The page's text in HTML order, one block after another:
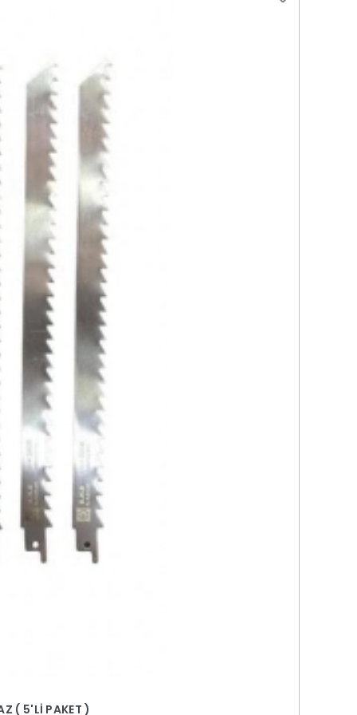
( 5'Lİ PAKET )